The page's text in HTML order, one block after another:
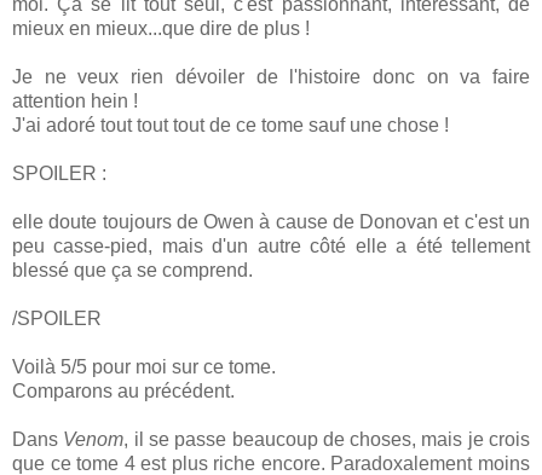
moi. Ça se lit tout seul, c'est passionnant, intéressant, de
mieux en mieux...que dire de plus !
Je ne veux rien dévoiler de l'histoire donc on va faire
attention hein !
J'ai adoré tout tout tout de ce tome sauf une chose !
SPOILER :
elle doute toujours de Owen à cause de Donovan et c'est un
peu casse-pied, mais d'un autre côté elle a été tellement
blessé que ça se comprend.
/SPOILER
Voilà 5/5 pour moi sur ce tome.
Comparons au précédent.
Dans Venom, il se passe beaucoup de choses, mais je crois
que ce tome 4 est plus riche encore. Paradoxalement moins